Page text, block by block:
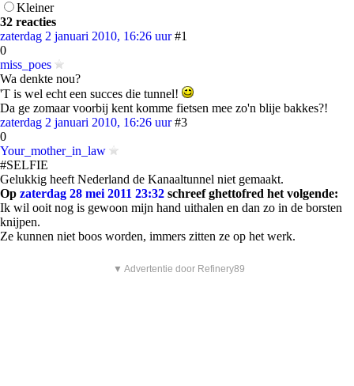
Kleiner
32 reacties
zaterdag 2 januari 2010, 16:26 uur #1
0
miss_poes
Wa denkte nou?
'T is wel echt een succes die tunnel!
Da ge zomaar voorbij kent komme fietsen mee zo'n blije bakkes?!
zaterdag 2 januari 2010, 16:26 uur #3
0
Your_mother_in_law
#SELFIE
Gelukkig heeft Nederland de Kanaaltunnel niet gemaakt.
Op zaterdag 28 mei 2011 23:32 schreef ghettofred het volgende:
Ik wil ooit nog is gewoon mijn hand uithalen en dan zo in de borsten
knijpen.
Ze kunnen niet boos worden, immers zitten ze op het werk.
▼ Advertentie door Refinery89